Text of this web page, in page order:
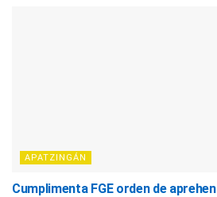
APATZINGÁN
Cumplimenta FGE orden de